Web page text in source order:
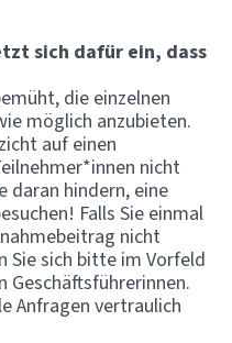
sich dafür ein, dass
die einzelnen
möglich anzubieten.
auf einen
nicht
daran hindern, eine
Falls Sie einmal
nicht
Sie sich bitte im Vorfeld
Geschäftsführerinnen.
Anfragen vertraulich